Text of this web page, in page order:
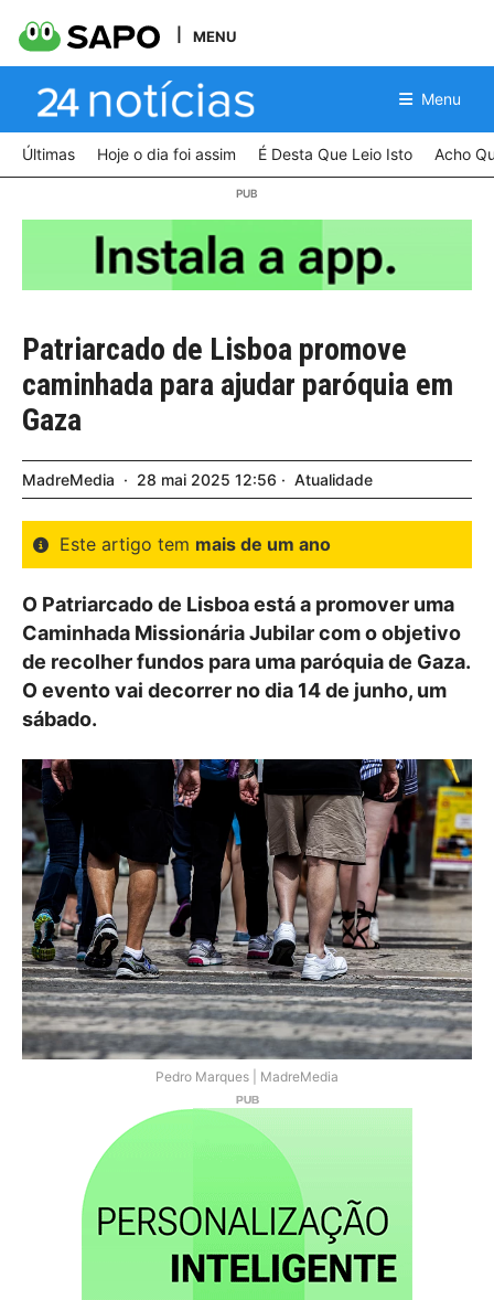
MENU
Menu
Últimas Hoje o dia foi assim É Desta Que Leio Isto Acho
Patriarcado de Lisboa promove
caminhada para ajudar paróquia em
Gaza
MadreMedia 28 mai 2025 12:56 Atualidade
Este artigo tem mais de um ano
O Patriarcado de Lisboa está a promover uma
Caminhada Missionária Jubilar com o objetivo
de recolher fundos para uma paróquia de Gaza.
O evento vai decorrer no dia 14 de junho, um
sábado.
Pedro Marques | MadreMedia